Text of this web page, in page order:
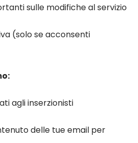
sulle modifiche al servizio
(solo se acconsenti
agli inserzionisti
delle tue email per